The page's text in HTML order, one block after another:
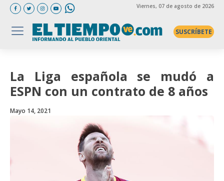
Viernes, 07 de agosto de 2026
SUSCRÍBETE
La Liga española se mudó a
ESPN con un contrato de 8 años
Mayo 14, 2021